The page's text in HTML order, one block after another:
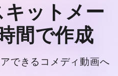
ットメー
間で作成
できるコメディ動画へ